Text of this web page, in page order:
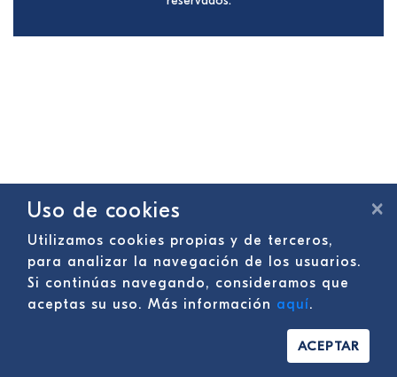
×
Uso de cookies
Utilizamos cookies propias y de terceros,
para analizar la navegación de los usuarios.
Si continúas navegando, consideramos que
aceptas su uso. Más información aquí.
ACEPTAR